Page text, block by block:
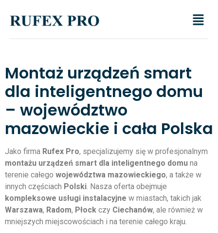
Montaż urządzeń smart
dla inteligentnego domu
– województwo
mazowieckie i cała Polska
Jako firma Rufex Pro, specjalizujemy się w profesjonalnym
montażu urządzeń smart dla inteligentnego domu na
terenie całego województwa mazowieckiego, a także w
innych częściach Polski. Nasza oferta obejmuje
kompleksowe usługi instalacyjne w miastach, takich jak
Warszawa, Radom, Płock czy Ciechanów, ale również w
mniejszych miejscowościach i na terenie całego kraju.